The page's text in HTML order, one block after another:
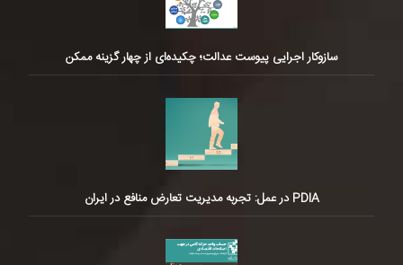
سازوکار اجرایی پیوست عدالت؛ چکیده‌ای از چهار گزینه ممکن
PDIA در عمل: تجربه مدیریت تعارض منافع در ایران